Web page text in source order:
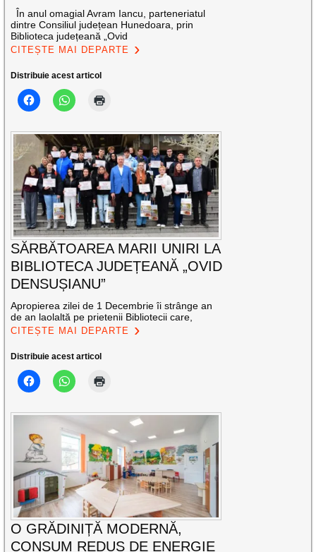
În anul omagial Avram Iancu, parteneriatul
dintre Consiliul județean Hunedoara, prin
Biblioteca județeană „Ovid
CITEȘTE MAI DEPARTE
Distribuie acest articol
SĂRBĂTOAREA MARII UNIRI LA
BIBLIOTECA JUDEȚEANĂ „OVID
DENSUȘIANU”
Apropierea zilei de 1 Decembrie îi strânge an
de an laolaltă pe prietenii Bibliotecii care,
CITEȘTE MAI DEPARTE
Distribuie acest articol
O GRĂDINIȚĂ MODERNĂ,
CONSUM REDUS DE ENERGIE